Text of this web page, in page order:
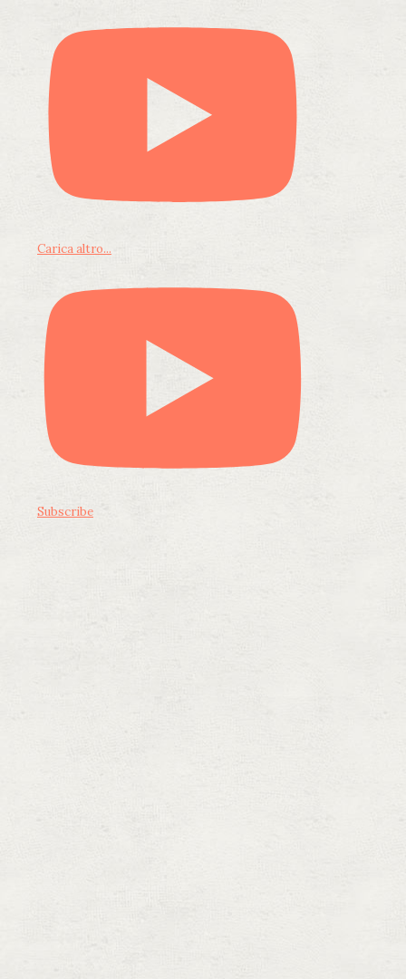
Carica altro...
Subscribe